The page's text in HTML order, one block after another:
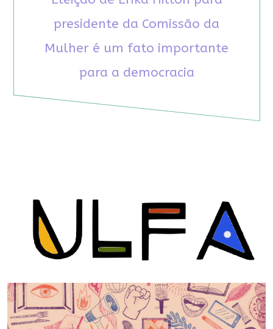
presidente da Comissão da
Mulher é um fato importante
para a democracia